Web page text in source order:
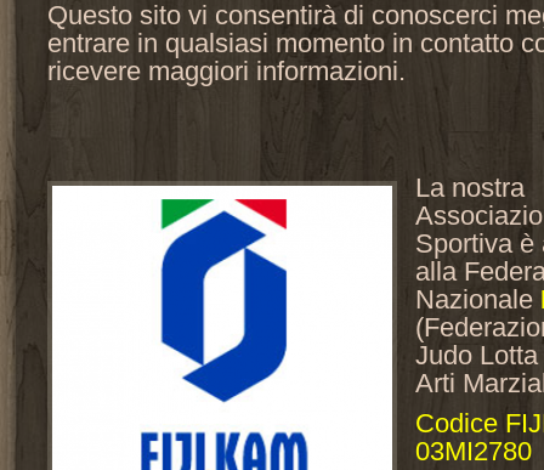
Questo sito vi consentirà di conoscerci
entrare in qualsiasi momento in contatto
ricevere maggiori informazioni.
La nostra
Sportiva è
alla
Nazionale
Judo
Arti
Codice
03MI2780